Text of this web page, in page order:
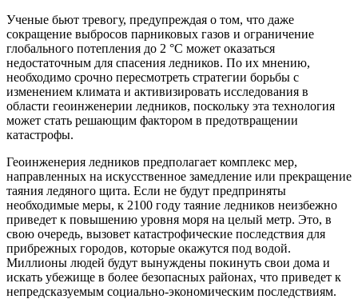
Ученые бьют тревогу, предупреждая о том, что даже
сокращение выбросов парниковых газов и ограничение
глобального потепления до 2 °C может оказаться
недостаточным для спасения ледников. По их мнению,
необходимо срочно пересмотреть стратегии борьбы с
изменением климата и активизировать исследования в
области геоинженерии ледников, поскольку эта технология
может стать решающим фактором в предотвращении
катастрофы.
Геоинженерия ледников предполагает комплекс мер,
направленных на искусственное замедление или прекращение
таяния ледяного щита. Если не будут предприняты
необходимые меры, к 2100 году таяние ледников неизбежно
приведет к повышению уровня моря на целый метр. Это, в
свою очередь, вызовет катастрофические последствия для
прибрежных городов, которые окажутся под водой.
Миллионы людей будут вынуждены покинуть свои дома и
искать убежище в более безопасных районах, что приведет к
непредсказуемым социально-экономическим последствиям.